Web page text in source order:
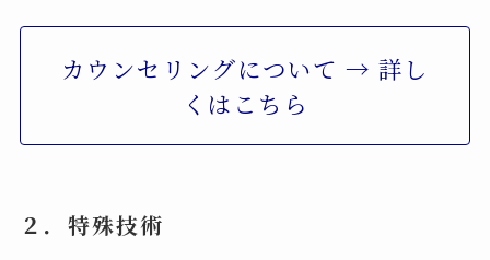
カウンセリングについて → 詳し
くはこちら
２．特殊技術